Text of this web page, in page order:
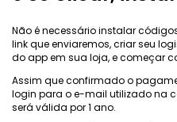
Não é necessário instalar
link que enviaremos, criar seu
do app em sua loja, e começar
Assim que confirmado o
login para o e-mail utilizado na
será válida por 1 ano.